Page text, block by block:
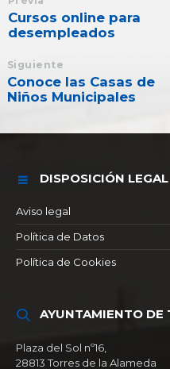
Cursos online para
desempleados
Siguiente
Conoce las Casas de
Niños Municipales
DISPOSICIÓN LEGAL
Aviso legal
Política de Datos
Política de Cookies
AYUNTAMIENTO DE
Plaza del Sol nº16,
28813 Torres de la Alameda